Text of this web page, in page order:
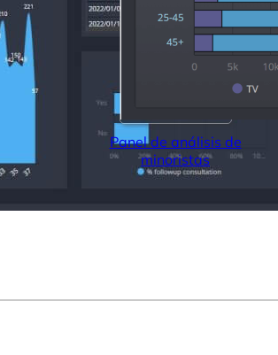
Panel de análisis de
minoristas